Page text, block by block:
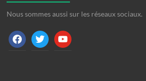
Nous sommes aussi sur les réseaux sociaux.
facebooktwitter youtube